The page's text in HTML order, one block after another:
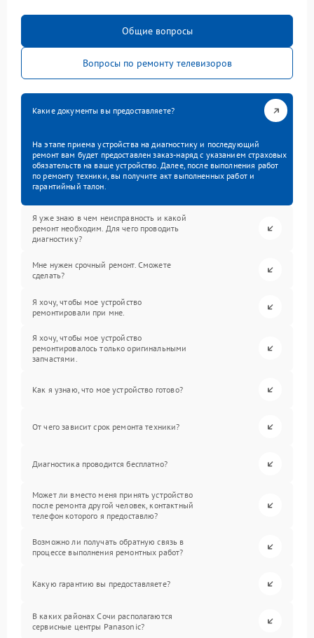
Общие вопросы
Вопросы по ремонту телевизоров
Какие документы вы предоставляете?
На этапе приема устройства на диагностику и последующий
ремонт вам будет предоставлен заказ-наряд с указанием страховых
обязательств на ваше устройство. Далее, после выполнения работ
по ремонту техники, вы получите акт выполненных работ и
гарантийный талон.
Я уже знаю в чем неисправность и какой
ремонт необходим. Для чего проводить
диагностику?
Мне нужен срочный ремонт. Сможете
сделать?
Я хочу, чтобы мое устройство
ремонтировали при мне.
Я хочу, чтобы мое устройство
ремонтировалось только оригинальными
запчастями.
Как я узнаю, что мое устройство готово?
От чего зависит срок ремонта техники?
Диагностика проводится бесплатно?
Может ли вместо меня принять устройство
после ремонта другой человек, контактный
телефон которого я предоставлю?
Возможно ли получать обратную связь в
процессе выполнения ремонтных работ?
Какую гарантию вы предоставляете?
В каких районах Сочи располагаются
сервисные центры Panasonic?